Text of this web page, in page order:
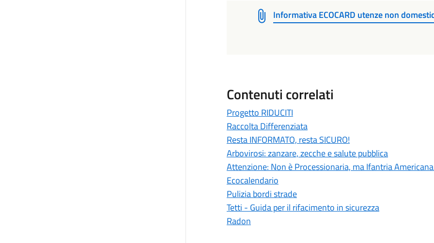
Informativa ECOCARD utenze non
Contenuti correlati
Progetto RIDUCITI
Raccolta Differenziata
Resta INFORMATO, resta SICURO!
Arbovirosi: zanzare, zecche e salute pubblica
Attenzione: Non è Processionaria, ma Ifantria
Ecocalendario
Pulizia bordi strade
Tetti - Guida per il rifacimento in sicurezza
Radon